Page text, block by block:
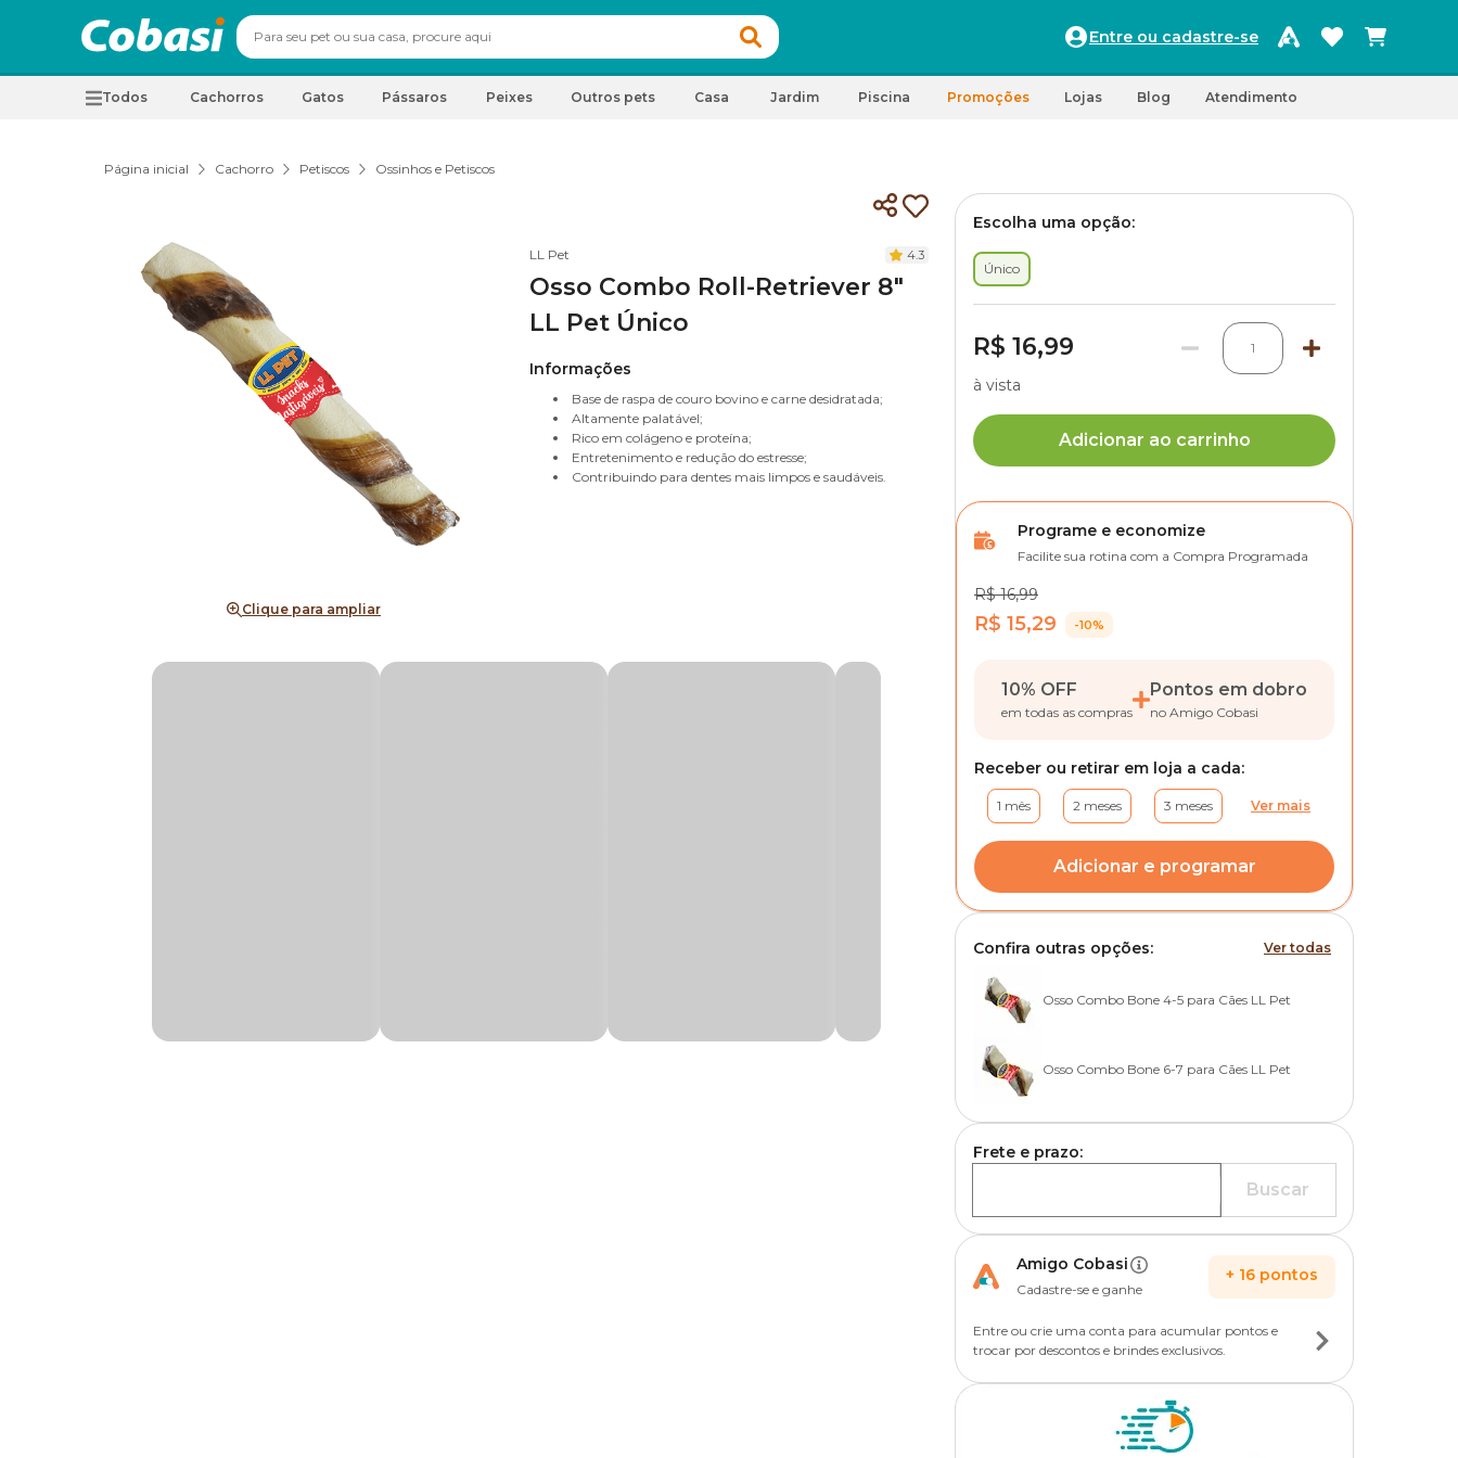
Entre ou cadastre-se
Todos Cachorros Gatos Pássaros Peixes Outros pets Casa Jardim Piscina Promoções Lojas Blog Atendimento
Página inicial Cachorro Petiscos Ossinhos e Petiscos
Clique para ampliar
LL Pet 4.3
Osso Combo Roll-Retriever 8"
LL Pet Único
Informações
Base de raspa de couro bovino e carne desidratada;
Altamente palatável;
Rico em colágeno e proteína;
Entretenimento e redução do estresse;
Contribuindo para dentes mais limpos e saudáveis.
Escolha uma opção:
Único
R$ 16,99 1
à vista
Adicionar ao carrinho
Programe e economize
Facilite sua rotina com a Compra Programada
R$ 16,99
R$ 15,29 -10%
10% OFF
em todas as compras
Pontos em dobro
no Amigo Cobasi
Receber ou retirar em loja a cada:
1 mês 2 meses 3 meses Ver mais
Adicionar e programar
Confira outras opções: Ver todas
Osso Combo Bone 4-5 para Cães LL Pet
Osso Combo Bone 6-7 para Cães LL Pet
Frete e prazo:
Buscar
Amigo Cobasi
Cadastre-se e ganhe
+ 16 pontos
Entre ou crie uma conta para acumular pontos e
trocar por descontos e brindes exclusivos.